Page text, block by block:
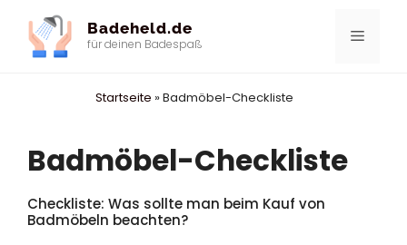
Inhalt
springen
Badeheld.de
für deinen Badespaß Menü
Startseite »Badmöbel-Checkliste
Badmöbel-Checkliste
Checkliste: Was sollte man beim Kauf von
Badmöbeln beachten?